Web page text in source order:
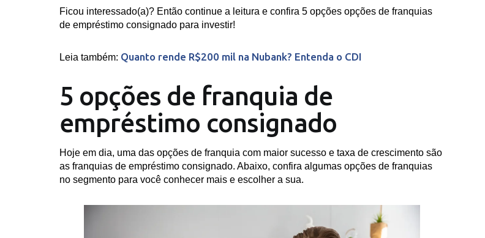
Ficou interessado(a)? Então continue a leitura e confira 5 opções opções de franquias
de empréstimo consignado para investir!
Leia também: Quanto rende R$200 mil na Nubank? Entenda o CDI
5 opções de franquia de
empréstimo consignado
Hoje em dia, uma das opções de franquia com maior sucesso e taxa de crescimento são
as franquias de empréstimo consignado. Abaixo, confira algumas opções de franquias
no segmento para você conhecer mais e escolher a sua.